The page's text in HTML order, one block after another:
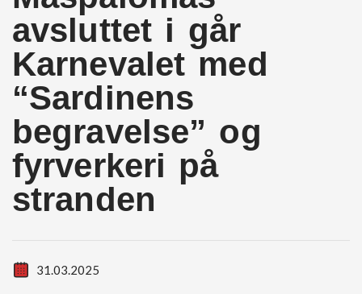
avsluttet i går
Karnevalet med
“Sardinens
begravelse” og
fyrverkeri på
stranden
31.03.2025